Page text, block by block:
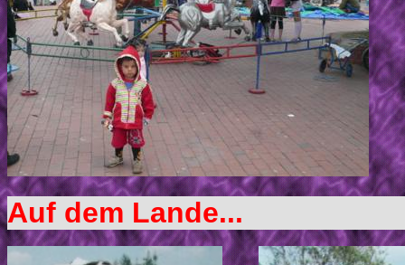
Auf dem Lande...